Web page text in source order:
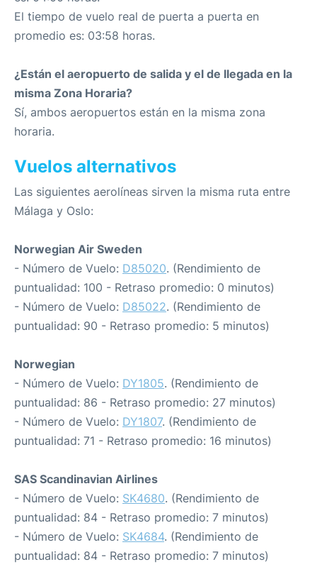
El tiempo de vuelo real de puerta a puerta en
promedio es: 03:58 horas.
¿Están el aeropuerto de salida y el de llegada en la
misma Zona Horaria?
Sí, ambos aeropuertos están en la misma zona
horaria.
Vuelos alternativos
Las siguientes aerolíneas sirven la misma ruta entre
Málaga y Oslo:
Norwegian Air Sweden
- Número de Vuelo: D85020. (Rendimiento de
puntualidad: 100 - Retraso promedio: 0 minutos)
- Número de Vuelo: D85022. (Rendimiento de
puntualidad: 90 - Retraso promedio: 5 minutos)
Norwegian
- Número de Vuelo: DY1805. (Rendimiento de
puntualidad: 86 - Retraso promedio: 27 minutos)
- Número de Vuelo: DY1807. (Rendimiento de
puntualidad: 71 - Retraso promedio: 16 minutos)
SAS Scandinavian Airlines
- Número de Vuelo: SK4680. (Rendimiento de
puntualidad: 84 - Retraso promedio: 7 minutos)
- Número de Vuelo: SK4684. (Rendimiento de
puntualidad: 84 - Retraso promedio: 7 minutos)